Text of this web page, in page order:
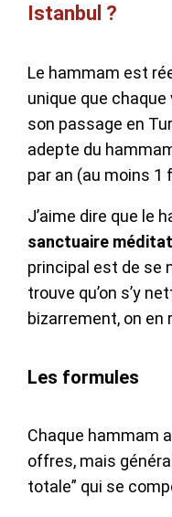
Istanbul ?
Le hammam est
unique que
son passage en
adepte du
par an (au moins 1
J’aime dire que le
sanctuaire
principal est de se
trouve qu’on s’y
bizarrement, on en
Les formules
Chaque hammam
offres, mais
totale” qui se